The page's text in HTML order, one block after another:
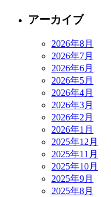
アーカイブ
2026年8月
2026年7月
2026年6月
2026年5月
2026年4月
2026年3月
2026年2月
2026年1月
2025年12月
2025年11月
2025年10月
2025年9月
2025年8月